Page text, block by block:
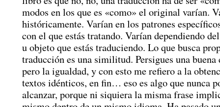
modos en los que es «como» el original varían.
históricamente. Varían en los patrones
con el que estás tratando. Varían dependiendo
u objeto que estás traduciendo. Lo que busca
traducción es una similitud. Persigues una
pero la igualdad, y con esto me refiero a la
textos idénticos, en fin… eso es algo que nunca
alcanzar, porque ni siquiera la misma frase